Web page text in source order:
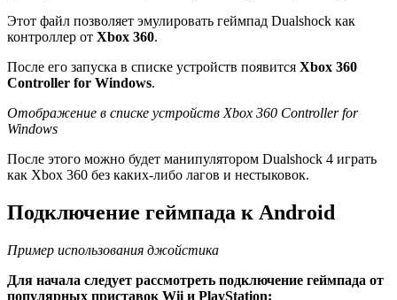
Этот файл позволяет эмулировать геймпад Dualshock как
контроллер от Xbox 360.
После его запуска в списке устройств появится Xbox 360
Controller for Windows.
Отображение в списке устройств Xbox 360 Controller for
Windows
После этого можно будет манипулятором Dualshock 4 играть
как Xbox 360 без каких-либо лагов и нестыковок.
Подключение геймпада к Android
Пример использования джойстика
Для начала следует рассмотреть подключение геймпада от
популярных приставок Wii и PlayStation: